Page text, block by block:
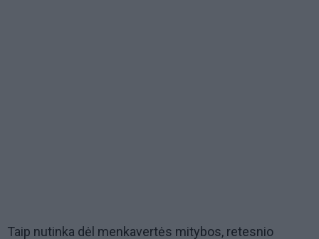
Taip nutinka dėl menkavertės mitybos, retesnio